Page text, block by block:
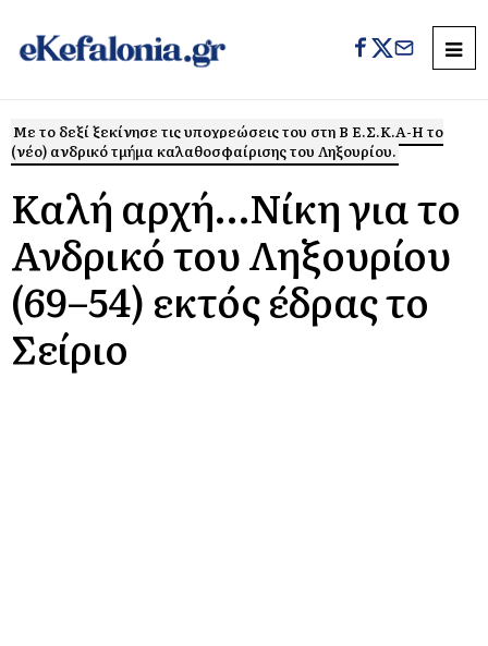
Με το δεξί ξεκίνησε τις υποχρεώσεις του στη Β΄ Ε.Σ.Κ.Α-Η το
(νέο) ανδρικό τμήμα καλαθοσφαίρισης του Ληξουρίου.
Καλή αρχή…Νίκη για το
Ανδρικό του Ληξουρίου
(69–54) εκτός έδρας το
Σείριο